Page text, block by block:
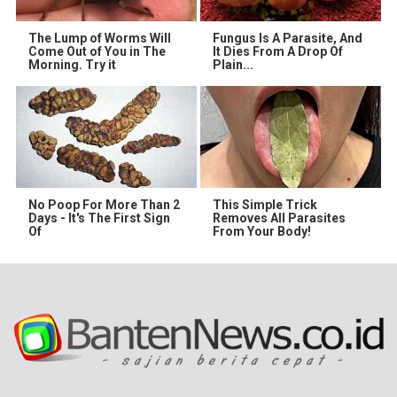
The Lump of Worms Will
Come Out of You in The
Morning. Try it
Fungus Is A Parasite, And
It Dies From A Drop Of
Plain...
No Poop For More Than 2
Days - It's The First Sign
Of
This Simple Trick
Removes All Parasites
From Your Body!